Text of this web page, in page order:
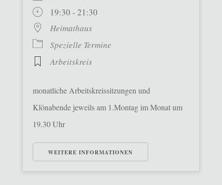
19:30 - 21:30
Heimathaus
Spezielle Termine
Arbeitskreis
monatliche Arbeitskreissitzungen und
Klönabende jeweils am 1.Montag im Monat um
19.30 Uhr
WEITERE INFORMATIONEN